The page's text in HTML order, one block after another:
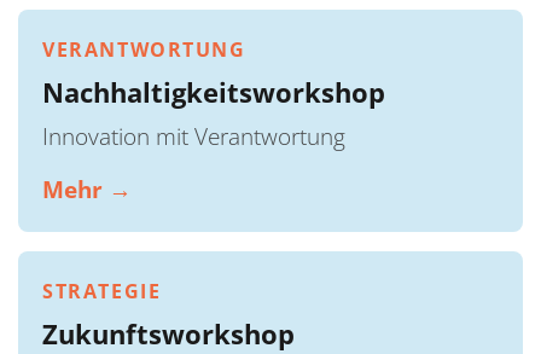
VERANTWORTUNG
Nachhaltigkeitsworkshop
Innovation mit Verantwortung
Mehr →
STRATEGIE
Zukunftsworkshop